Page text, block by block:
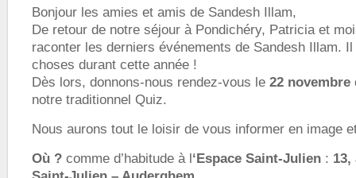
Bonjour les amies et amis de Sandesh Illam,
De retour de notre séjour à Pondichéry, Patricia et
raconter les derniers événements de Sandesh Illam. Il
choses durant cette année !
Dès lors, donnons-nous rendez-vous le 22 novembre
notre traditionnel Quiz.
Nous aurons tout le loisir de vous informer en image
Où ? comme d’habitude à l‘Espace Saint-Julien : 13,